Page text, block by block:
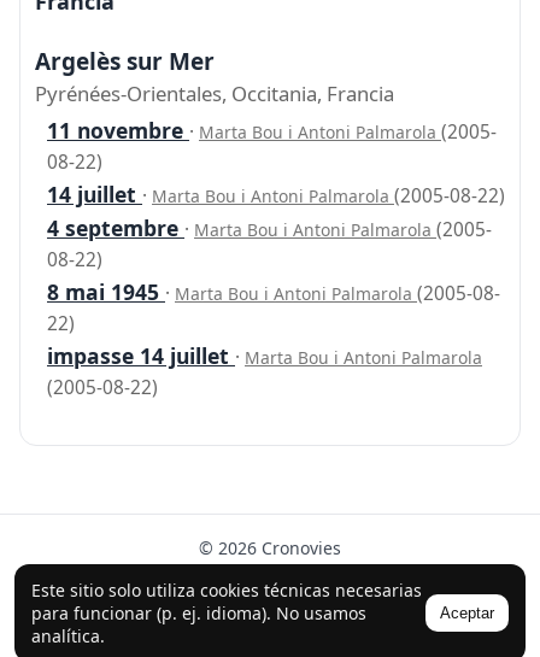
Este sitio solo utiliza cookies técnicas necesarias
para funcionar (p. ej. idioma). No usamos
analítica.
Aceptar
Argelès sur Mer
Pyrénées-Orientales, Occitania, Francia
11 novembre · Marta Bou i Antoni Palmarola (2005-
08-22)
14 juillet · Marta Bou i Antoni Palmarola (2005-08-22)
4 septembre · Marta Bou i Antoni Palmarola (2005-
08-22)
8 mai 1945 · Marta Bou i Antoni Palmarola (2005-08-
22)
impasse 14 juillet · Marta Bou i Antoni Palmarola
(2005-08-22)
© 2026 Cronovies
Historia en las calles · Desarrollado con la ayuda de IA
(ChatGPT).